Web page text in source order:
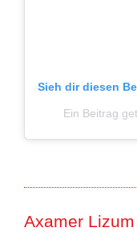
Sieh dir diesen
Ein Beitrag
Axamer Lizum